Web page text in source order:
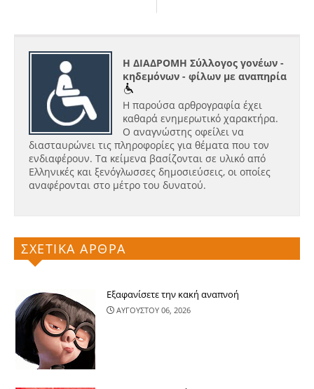
Η ΔΙΑΔΡΟΜΗ Σύλλογος γονέων -
κηδεμόνων - φίλων με αναπηρία
Η παρούσα αρθρογραφία έχει
καθαρά ενημερωτικό χαρακτήρα.
Ο αναγνώστης οφείλει να
διασταυρώνει τις πληροφορίες για θέματα που τον
ενδιαφέρουν. Τα κείμενα βασίζονται σε υλικό από
Ελληνικές και ξενόγλωσσες δημοσιεύσεις, οι οποίες
αναφέρονται στο μέτρο του δυνατού.
ΣΧΕΤΙΚΑ ΑΡΘΡΑ
Εξαφανίσετε την κακή αναπνοή
ΑΥΓΟΥΣΤΟΥ 06, 2026